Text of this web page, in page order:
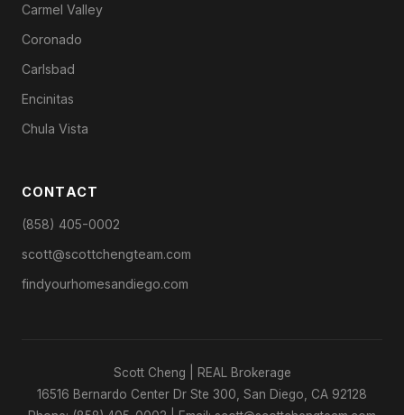
Carmel Valley
Coronado
Carlsbad
Encinitas
Chula Vista
CONTACT
(858) 405-0002
scott@scottchengteam.com
findyourhomesandiego.com
Scott Cheng | REAL Brokerage
16516 Bernardo Center Dr Ste 300, San Diego, CA 92128